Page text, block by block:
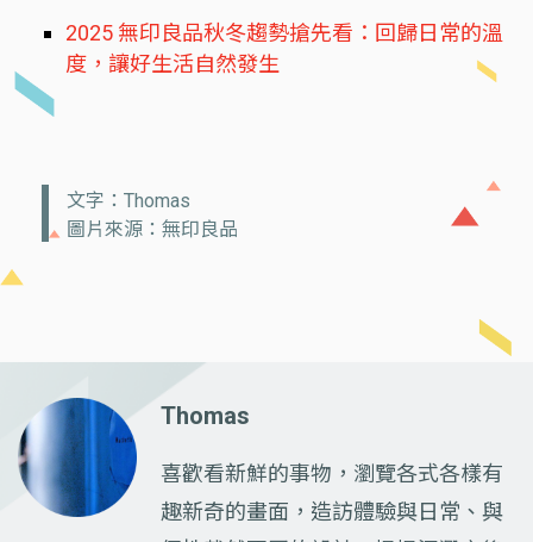
2025 無印良品秋冬趨勢搶先看：回歸日常的溫
度，讓好生活自然發生
文字：Thomas
圖片來源：無印良品
Thomas
喜歡看新鮮的事物，瀏覽各式各樣有
趣新奇的畫面，造訪體驗與日常、與